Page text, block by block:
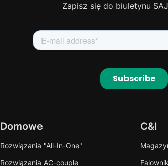
Zapisz się do biuletynu
Domowe
Rozwiązania "All-In-One"
Rozwiązania AC-couple
C&I